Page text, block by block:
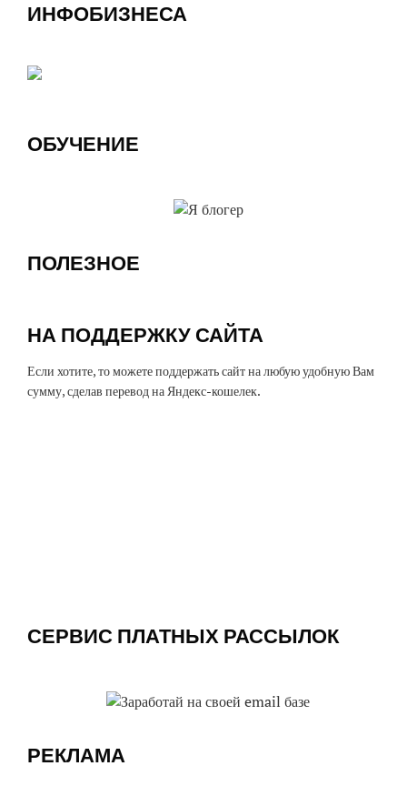
ИНФОБИЗНЕСА
ОБУЧЕНИЕ
ПОЛЕЗНОЕ
НА ПОДДЕРЖКУ САЙТА
Если хотите, то можете поддержать сайт на любую удобную Вам
сумму, сделав перевод на Яндекс-кошелек.
СЕРВИС ПЛАТНЫХ РАССЫЛОК
РЕКЛАМА